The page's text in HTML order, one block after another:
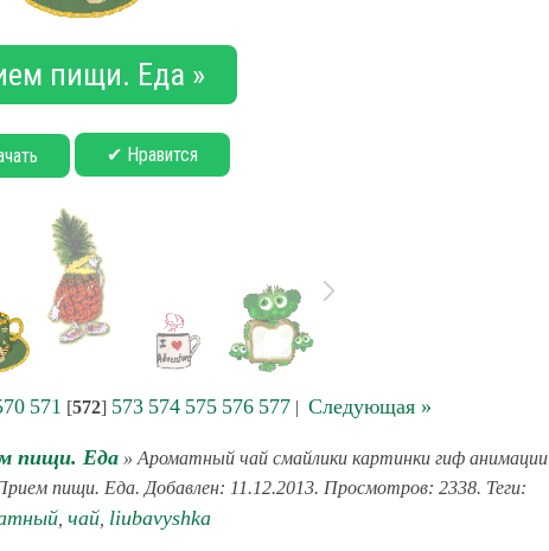
пищи. Еда »
✔ Нравится
571 [572] 573 574 575 576 577| Следующая »
пищи. Еда » Ароматный чай смайлики картинки гиф анимации
пищи. Еда. Добавлен: 11.12.2013. Просмотров: 2338. Теги:
чай liubavyshka